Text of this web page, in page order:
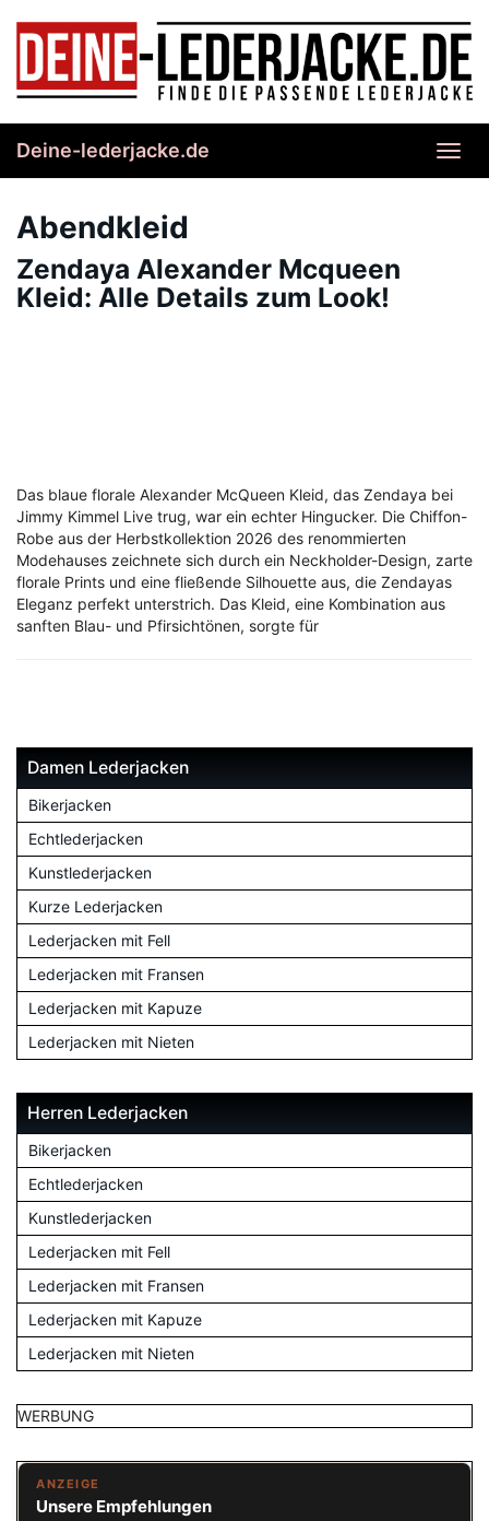
content
Deine-lederjacke.de
Abendkleid
Zendaya Alexander Mcqueen
Kleid: Alle Details zum Look!
Das blaue florale Alexander McQueen Kleid, das Zendaya bei
Jimmy Kimmel Live trug, war ein echter Hingucker. Die Chiffon-
Robe aus der Herbstkollektion 2026 des renommierten
Modehauses zeichnete sich durch ein Neckholder-Design, zarte
florale Prints und eine fließende Silhouette aus, die Zendayas
Eleganz perfekt unterstrich. Das Kleid, eine Kombination aus
sanften Blau- und Pfirsichtönen, sorgte für
Damen Lederjacken
Bikerjacken
Echtlederjacken
Kunstlederjacken
Kurze Lederjacken
Lederjacken mit Fell
Lederjacken mit Fransen
Lederjacken mit Kapuze
Lederjacken mit Nieten
Herren Lederjacken
Bikerjacken
Echtlederjacken
Kunstlederjacken
Lederjacken mit Fell
Lederjacken mit Fransen
Lederjacken mit Kapuze
Lederjacken mit Nieten
WERBUNG
ANZEIGE
Unsere Empfehlungen